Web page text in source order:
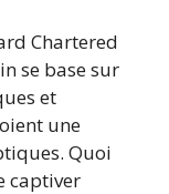
Chartered
se base sur
et
une
Quoi
captiver